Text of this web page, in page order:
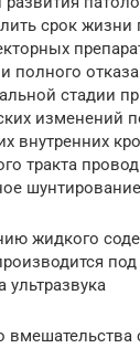
срок жизни
полного
стадии
изменений
внутренних
тракта
жидкого
ультразвука